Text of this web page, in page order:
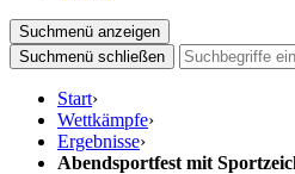
Suchmenü anzeigen
Suchmenü schließen
Start›
Wettkämpfe›
Ergebnisse›
Abendsportfest mit